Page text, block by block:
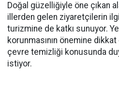
Doğal güzelliğiyle öne çıkan
illerden gelen ziyaretçilerin
turizmine de katkı sunuyor.
korunmasının önemine
çevre temizliği konusunda
istiyor.